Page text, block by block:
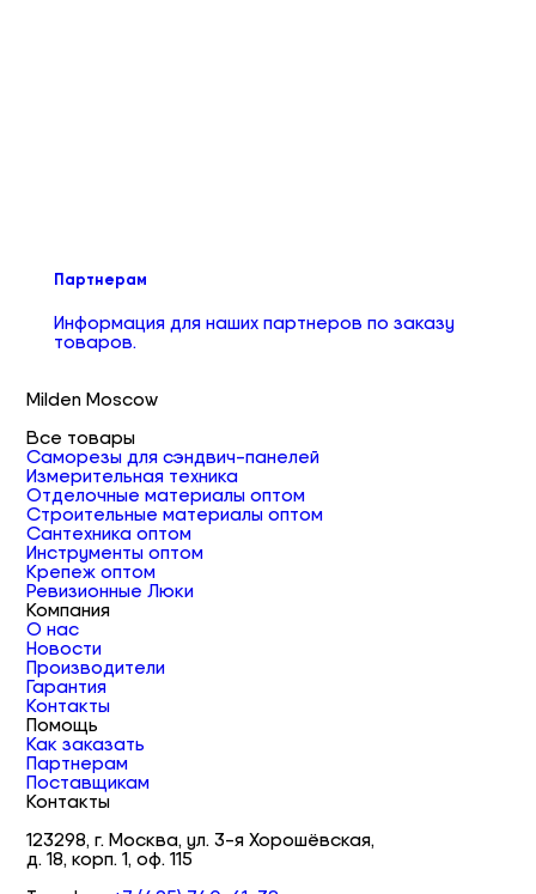
Партнерам
Информация для наших партнеров по заказу
товаров.
Milden Moscow
Все товары
Саморезы для сэндвич-панелей
Измерительная техника
Отделочные материалы оптом
Строительные материалы оптом
Сантехника оптом
Инструменты оптом
Крепеж оптом
Ревизионные Люки
Компания
О нас
Новости
Производители
Гарантия
Контакты
Помощь
Как заказать
Партнерам
Поставщикам
Контакты
123298, г. Москва, ул. 3-я Хорошёвская,
д. 18, корп. 1, оф. 115